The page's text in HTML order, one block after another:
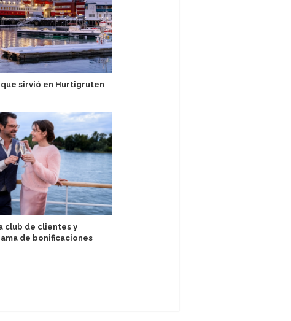
sirvió en Hurtigruten
club de clientes y
de bonificaciones